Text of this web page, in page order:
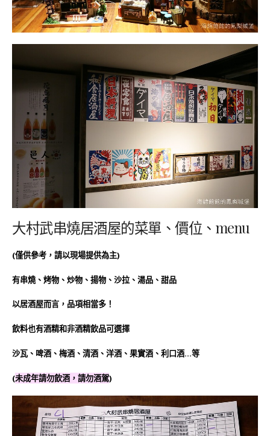
大村武串燒居酒屋的菜單、價位、menu
(僅供參考，請以現場提供為主)
有串燒、烤物、炒物、揚物、沙拉、湯品、甜品
以居酒屋而言，品項相當多！
飲料也有酒精和非酒精飲品可選擇
沙瓦、啤酒、梅酒、清酒、洋酒、果實酒、利口酒…等
(未成年請勿飲酒，請勿酒駕)